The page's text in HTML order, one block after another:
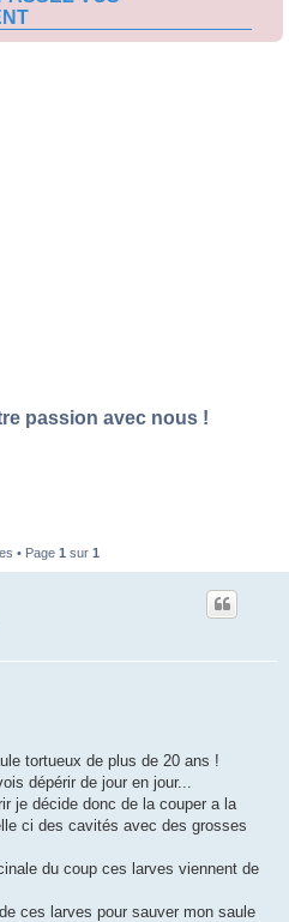
passion avec nous !
• Page 1 sur 1
tortueux de plus de 20 ans !
dépérir de jour en jour...
je décide donc de la couper a la
ci des cavités avec des grosses
du coup ces larves viennent de
ces larves pour sauver mon saule